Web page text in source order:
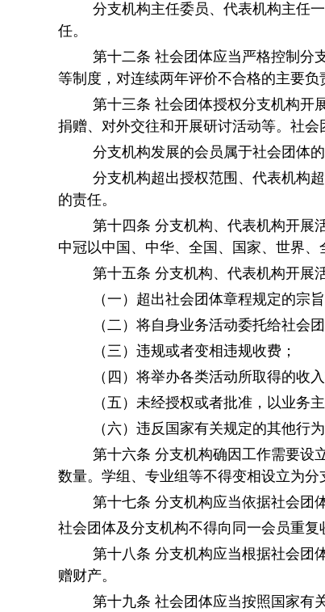
分支机构主任委员、代表机构主任
任。
第十二条 社会团体应当严格控制分
等制度，对连续两年评价不合格的主要负
第十三条 社会团体授权分支机构开
捐赠、对外交往和开展研讨活动等。社会
分支机构发展的会员属于社会团体
分支机构超出授权范围、代表机构
的责任。
第十四条 分支机构、代表机构开展
中冠以中国、中华、全国、国家、世界、
第十五条 分支机构、代表机构开展
（一）超出社会团体章程规定的宗
（二）将自身业务活动委托给社会
（三）违规或者变相违规收费；
（四）将举办各类活动所取得的收
（五）未经授权或者批准，以业务
（六）违反国家有关规定的其他行为
第十六条 分支机构确因工作需要设
数量。学组、专业组等不得变相设立为分
第十七条 分支机构应当依据社会团
社会团体及分支机构不得向同一会员重复
第十八条 分支机构应当根据社会团
赠财产。
第十九条 社会团体应当按照国家有